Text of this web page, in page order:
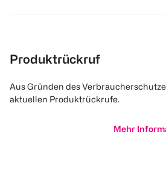
Produktrückruf
Aus Gründen des
aktuellen Produktrückrufe.
Mehr